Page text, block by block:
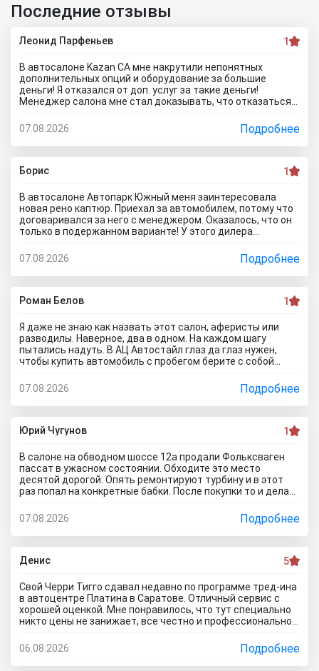
Последние отзывы
Леонид Парфеньев 1
В автосалоне Kazan CA мне накрутили непонятных
дополнительных опций и оборудование за большие
деньги! Я отказался от доп. услуг за такие деньги!
Менеджер салона мне стал доказывать, что отказаться
происходит?! Отчего это невозможно? это развод и
кидалово! Оставил салон без автомобиля, потому что не
хотел его приобретать с допами за большие деньги да и
вам не советую!
07.08.2026 Подробнее
Борис 1
В автосалоне Автопарк Южный меня заинтересовала
новая рено каптюр. Приехал за автомобилем, потому что
договаривался за него с менеджером. Оказалось, что он
только в подержанном варианте! У этого дилера
советовал бы вам приезжать в этот автоцентр на
Гражданскую 1Д в Ставрополь, потому что это наглый
обман! Они только на сайте большой автосалон с
шикарными ценами, на деле мелкая шарашка разводящая
покупателей.
07.08.2026 Подробнее
Роман Белов 1
Я даже не знаю как назвать этот салон, аферисты или
разводилы. Наверное, два в одном. На каждом шагу
пытались надуть. В АЦ Автостайл глаз да глаз нужен,
чтобы купить автомобиль с пробегом берите с собой
еще юриста захватите. Менеджер вообще никак не давал
осмотреть авто. Ни капот открыть, ни в салон сесть, ни
днище глянуть. Попросил документы и то вместо них
ксерокопии принес. Мне даже смешно стало. Может по
картинкам тачку выбирать будем? Как я его не убеждал,
настаивать больше не стал, но очень интересно было, а
если бы я 5 тачек осмотреть захотел, на все 5 договора
бы писали? Бред полнейший..хорошо что в Челябинске
есть куча других автосалонов и этот с лживый автоцентр
можно спокойно объехать стороной.
07.08.2026 Подробнее
Юрий Чугунов 1
В салоне на обводном шоссе 12а продали Фольксваген
пассат в ужасном состоянии. Обходите это место
десятой дорогой. Опять ремонтируют турбину и в этот
раз попал на конкретные бабки. После покупки то и делаю,
что все с машиной идеально, а сейчас ничего не могу
сделать по гарантийному ремонту. Аферисты хреновы! Я
когда спрашивают где купить автомобиль в Тольятти
говорю - где угодно но не в автосалоне М-Авто!
07.08.2026 Подробнее
Денис 5
Свой Черри Тигго сдавал недавно по программе тред-ина
в автоцентре Платина в Саратове. Отличный сервис с
хорошей оценкой. Мне понравилось, что тут специально
никто цены не занижает, все честно и профессионально.
предложили подготовку провести тут в салоне. Для
клиента это важно, самому возиться не надо. Сделали
все быстро и поставили нормальную цену. Теперь буду
06.08.2026 Подробнее